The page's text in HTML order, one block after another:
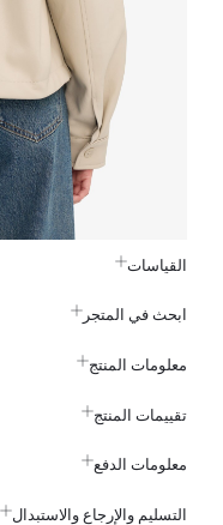
القياسات
ابحث في المتجر
معلومات المنتج
تقييمات المنتج
معلومات الدفع
التسليم والإرجاع والاستبدال